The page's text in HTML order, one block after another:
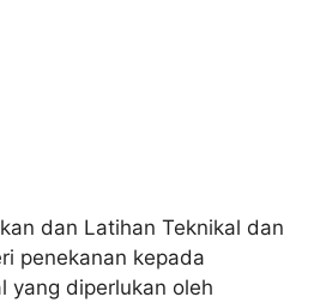
dan Latihan Teknikal dan
penekanan kepada
yang diperlukan oleh